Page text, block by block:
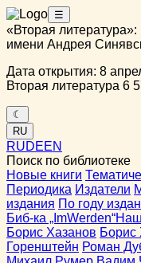
☰
«Вторая
имени Андрея
Дата открытия: 8
Вторая литература 6
☾
RU
RUDEEN
Поиск по библиотеке
Новые книги
Периодика Издатели
издания По году
Биб-ка „ImWerden“
Борис Хазанов Борис
Горенштейн Роман